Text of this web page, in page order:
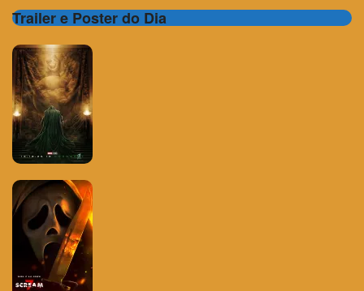
Trailer e Poster do Dia